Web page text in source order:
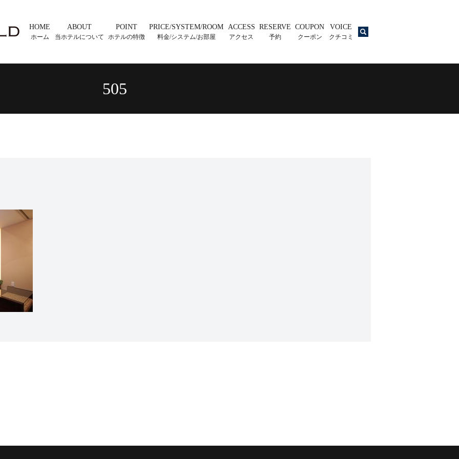
HOME
ホーム
ABOUT
当ホテルについて
POINT
ホテルの特徴
PRICE/SYSTEM/ROOM
料金/システム/お部屋
ACCESS
アクセス
RESERVE
予約
COUPON
クーポン
VOICE
クチコミ
505